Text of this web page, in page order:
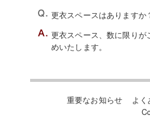
更衣スペースはありますか
更衣スペース、数に限り
めいたします。
重要なお知らせ よ